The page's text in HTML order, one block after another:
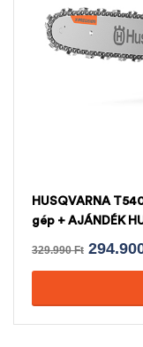
HUSQVARNA
gép + AJÁNDÉK
329.990Ft